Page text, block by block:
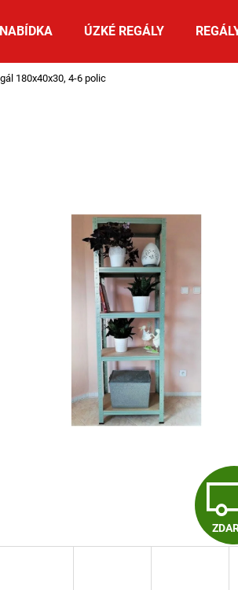
ÚZKÉ REGÁLY
180x40x30, 4-6 polic
Co potřebujete najít?
Doporučujeme